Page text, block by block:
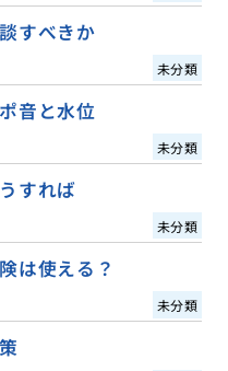
すべきか
未分類
音と水位
未分類
すれば
未分類
は使える？
未分類